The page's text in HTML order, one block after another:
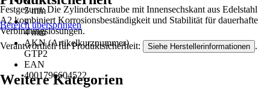
5 mm
s
4 mm
AKN (Artikelkurznummer)
GTP2
EAN
4001796604522
Festgezurrt: Die Zylinderschraube mit Innensechskant aus Edelstahl
A2 kombiniert Korrosionsbeständigkeit und Stabilität für dauerhafte
Verbindungslösungen.
Bereich überspringen
Verantwortlich für Produktsicherheit: Siehe Herstellerinformationen .
Weitere Kategorien